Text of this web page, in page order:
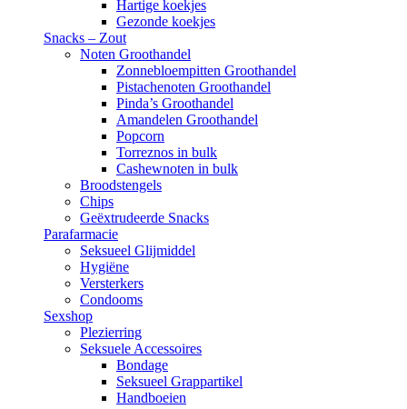
Hartige koekjes
Gezonde koekjes
Snacks – Zout
Noten Groothandel
Zonnebloempitten Groothandel
Pistachenoten Groothandel
Pinda’s Groothandel
Amandelen Groothandel
Popcorn
Torreznos in bulk
Cashewnoten in bulk
Broodstengels
Chips
Geëxtrudeerde Snacks
Parafarmacie
Seksueel Glijmiddel
Hygiëne
Versterkers
Condooms
Sexshop
Plezierring
Seksuele Accessoires
Bondage
Seksueel Grappartikel
Handboeien